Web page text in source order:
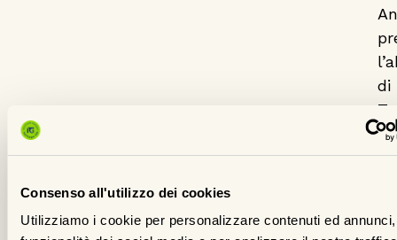
Consenso all'utilizzo dei cookies
Utilizziamo i cookie per personalizzare contenuti ed
di